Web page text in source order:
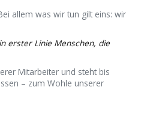
allem was wir tun gilt eins: wir
erster Linie Menschen, die
Mitarbeiter und steht bis
– zum Wohle unserer